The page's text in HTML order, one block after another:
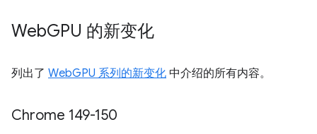
WebGPU 的新变化
列出了 WebGPU 系列的新变化 中介绍的所有内容。
Chrome 149-150